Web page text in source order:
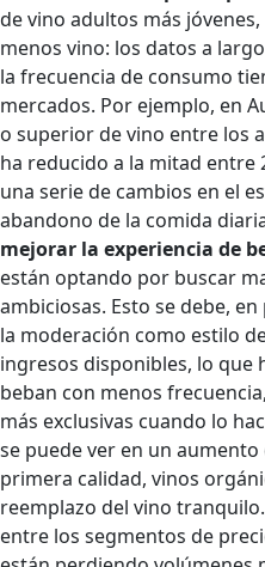
de vino adultos más
menos vino: los datos a
la frecuencia de consumo
mercados. Por ejemplo, en
o superior de vino entre los
ha reducido a la mitad entre
una serie de cambios en el
abandono de la comida
mejorar la experiencia de
están optando por buscar
ambiciosas. Esto se debe,
la moderación como estilo
ingresos disponibles, lo que
beban con menos
más exclusivas cuando lo
se puede ver en un
primera calidad, vinos
reemplazo del vino
entre los segmentos de